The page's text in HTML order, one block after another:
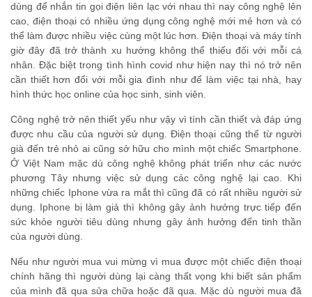
dùng để nhắn tin gọi điện liên lạc với nhau thì nay công nghệ lên
cao, điện thoại có nhiều ứng dụng công nghệ mới mẻ hơn và có
thể làm được nhiều việc cùng một lúc hơn. Điện thoại và máy tính
giờ đây đã trở thành xu hướng không thể thiếu đối với mỗi cá
nhân. Đặc biệt trong tình hình covid như hiện nay thì nó trở nên
cần thiết hơn đối với mỗi gia đình như để làm việc tại nhà, hay
hình thức học online của học sinh, sinh viên.
Công nghệ trở nên thiết yếu như vậy vì tính cần thiết và đáp ứng
được nhu cầu của người sử dụng. Điện thoại cũng thế từ người
già đến trẻ nhỏ ai cũng sở hữu cho mình một chiếc Smartphone.
Ở Việt Nam mặc dù công nghệ không phát triển như các nước
phương Tây nhưng việc sử dụng các công nghệ lại cao. Khi
những chiếc Iphone vừa ra mắt thì cũng đã có rất nhiều người sử
dụng. Iphone bị làm giả thì không gây ảnh hưởng trực tiếp đến
sức khỏe người tiêu dùng nhưng gây ảnh hưởng đến tinh thần
của người dùng.
Nếu như người mua vui mừng vì mua được một chiếc điện thoại
chính hãng thì người dùng lại càng thất vọng khi biết sản phẩm
của mình đã qua sửa chữa hoặc đã qua. Mặc dù người mua đã